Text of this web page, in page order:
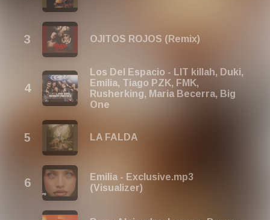
OJITOS ROJOS (Remix)
Los Del Espacio - LIT killah, Duki,
Emilia, Tiago PZK, FMK,
Rusherking, Maria Becerra, Big
One
LA FALDA
Emilia - Exclusive.mp3
(Visualizer)